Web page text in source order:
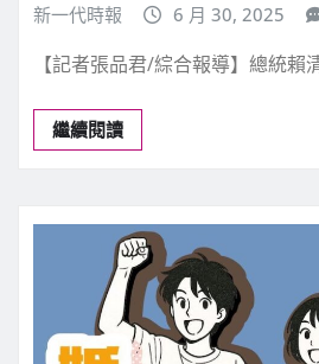
新一代時報 6 月 30, 2025
【記者張品君/綜合報導】總統賴
繼續閱讀